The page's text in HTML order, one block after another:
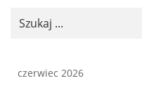
navigation
Szukaj
czerwiec 2026